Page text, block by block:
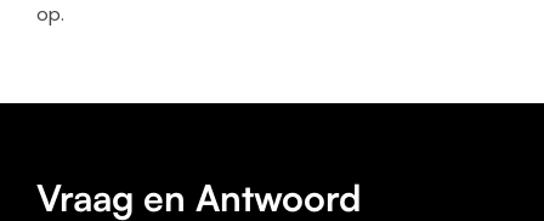
op.
Vraag en Antwoord